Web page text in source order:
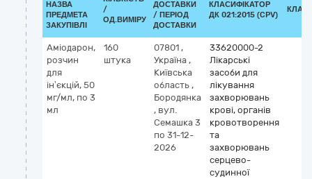
НАЗВА
ПРЕДМЕТА
ЗАКУПІВЛІ
/
ОД.ВИМІРУ
ДОСТАВКИ
/ ПЕРІОД
ДОСТАВКИ
КЛАСИФІКАТОР
ДК 021:2015 (CPV)
Аміодарон,
розчин
для
ін’єкцій, 50
мг/мл, по 3
мл
160
штука
07801 ,
Україна ,
Київська
область ,
Бородянка
, вул.
Семашка 3
по 31-12-
2026
33620000-2
Лікарські
засоби для
лікування
захворювань
крові, органів
кровотворення
та
захворювань
серцево-
судинної